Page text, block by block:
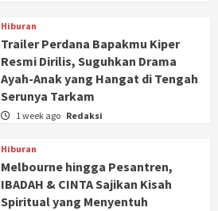
Hiburan
Trailer Perdana Bapakmu Kiper
Resmi Dirilis, Suguhkan Drama
Ayah-Anak yang Hangat di Tengah
Serunya Tarkam
1 week ago Redaksi
Hiburan
Melbourne hingga Pesantren,
IBADAH & CINTA Sajikan Kisah
Spiritual yang Menyentuh